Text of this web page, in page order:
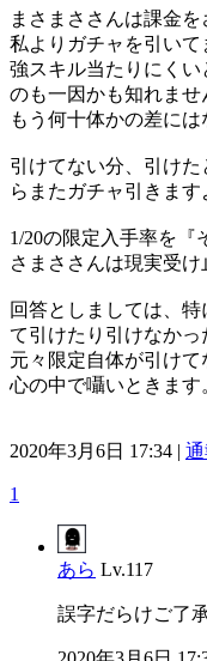
まさまささんは課金を
私よりガチャを引いて
強スキル当たりにく
のも一因かも知れませ
もう何十体かの差には
引けてない分、引け
らまたガチャ引きます
1/20の限定入手率を『
さまささんは現実受け
回答としましては、
て引けたり引けなか
元々限定自体が引け
心の中で囁いときます
2020年3月6日 17:34 | 通
1
あら Lv.117
誤字だらけご了